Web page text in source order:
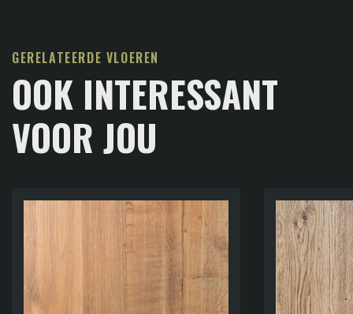
GERELATEERDE VLOEREN
OOK INTERESSANT
VOOR JOU